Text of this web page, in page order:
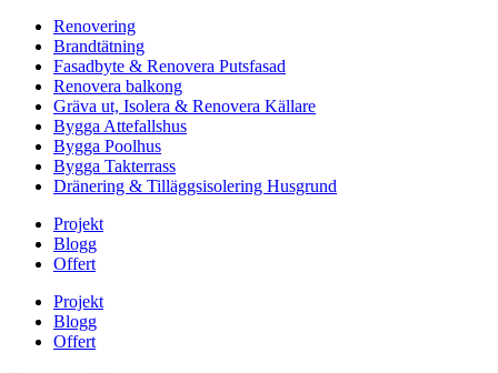
Renovering
Brandtätning
Fasadbyte & Renovera Putsfasad
Renovera balkong
Gräva ut, Isolera & Renovera Källare
Bygga Attefallshus
Bygga Poolhus
Bygga Takterrass
Dränering & Tilläggsisolering Husgrund
Projekt
Blogg
Offert
Projekt
Blogg
Offert